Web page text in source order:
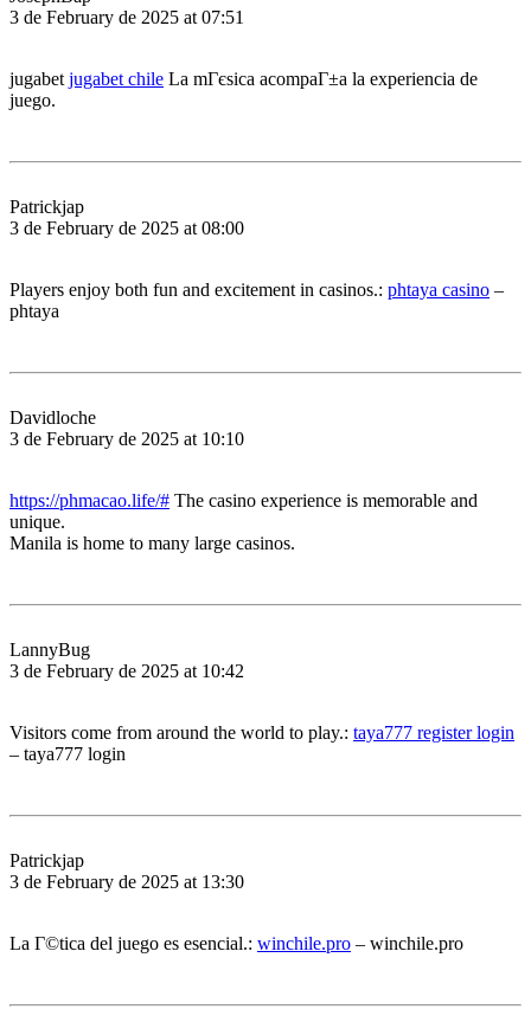
3 de February de 2025 at 07:51
jugabet jugabet chile La mГєsica acompaГ±a la experiencia de
juego.
Patrickjap
3 de February de 2025 at 08:00
Players enjoy both fun and excitement in casinos.: phtaya casino –
phtaya
Davidloche
3 de February de 2025 at 10:10
https://phmacao.life/# The casino experience is memorable and
unique.
Manila is home to many large casinos.
LannyBug
3 de February de 2025 at 10:42
Visitors come from around the world to play.: taya777 register login
– taya777 login
Patrickjap
3 de February de 2025 at 13:30
La Г©tica del juego es esencial.: winchile.pro – winchile.pro